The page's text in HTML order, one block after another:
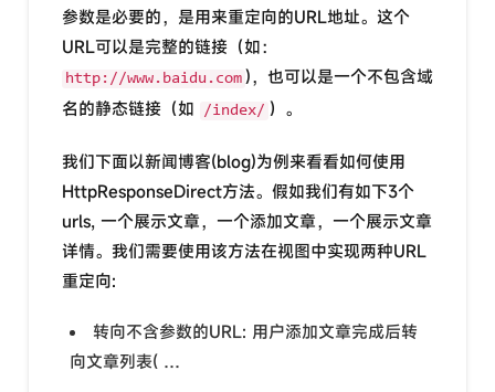
参数是必要的，是用来重定向的URL地址。这个
URL可以是完整的链接（如：
http://www.baidu.com )，也可以是一个不包含域
名的静态链接（如
/index/ ）。
我们下面以新闻博客(blog)为例来看看如何使用
HttpResponseDirect方法。假如我们有如下3个
urls, 一个展示文章，一个添加文章，一个展示文章
详情。我们需要使用该方法在视图中实现两种URL
重定向:
转向不含参数的URL: 用户添加文章完成后转
向文章列表( …